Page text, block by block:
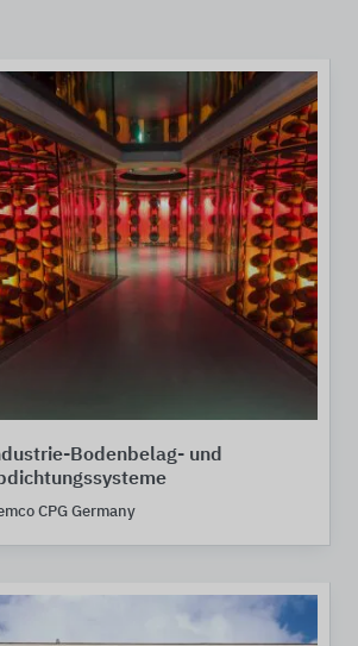
Bodenbelag- und
CPG Germany